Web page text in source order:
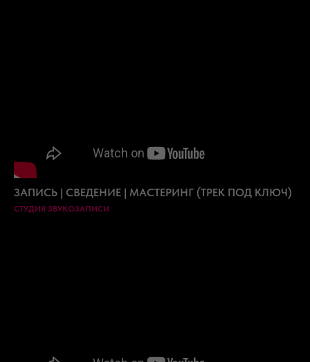
ЗАПИСЬ | СВЕДЕНИЕ | МАСТЕРИНГ (ТРЕК ПОД КЛЮЧ)
СТУДИЯ ЗВУКОЗАПИСИ